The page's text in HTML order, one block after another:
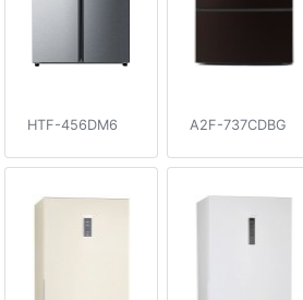
HTF-456DM6 A2F-737CDBG